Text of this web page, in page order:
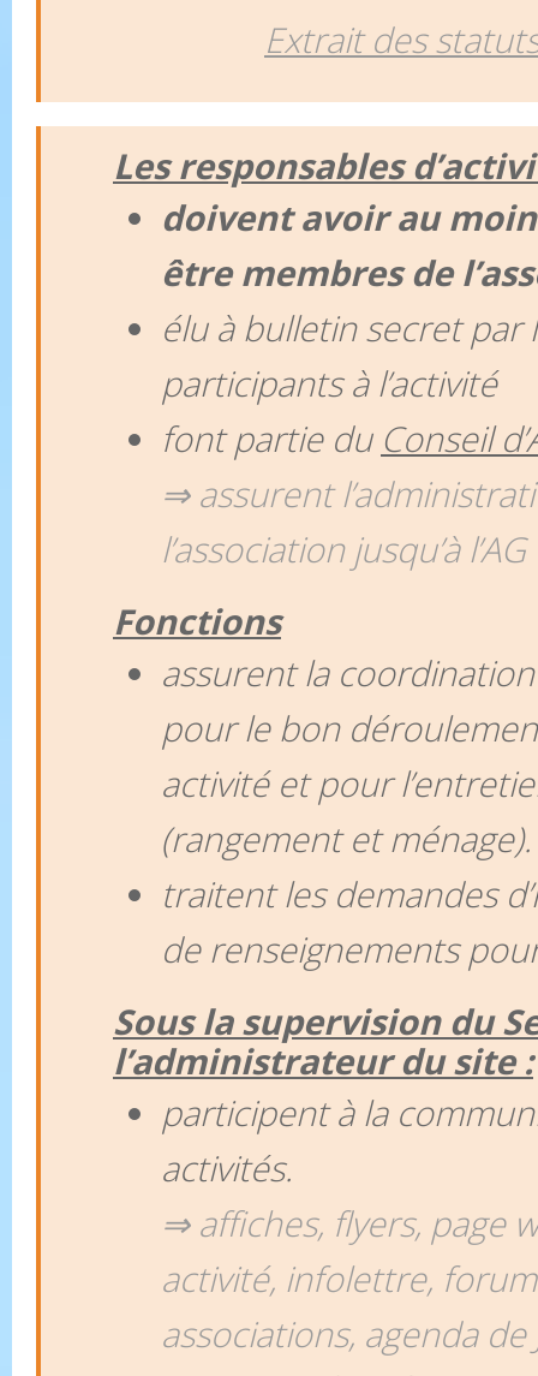
Extrait des
Les responsables
doivent avoir au
être membres de
élu à bulletin secret par
participants à l’activité
font partie du Conseil
⇒ assurent
l’association jusqu’à l’AG
Fonctions
assurent la
pour le bon
activité et pour
(rangement et ménage).
traitent les demandes
de renseignements
Sous la supervision du
l’administrateur du site :
participent à la
activités.
⇒ affiches, flyers, page
activité, infolettre,
associations, agenda de